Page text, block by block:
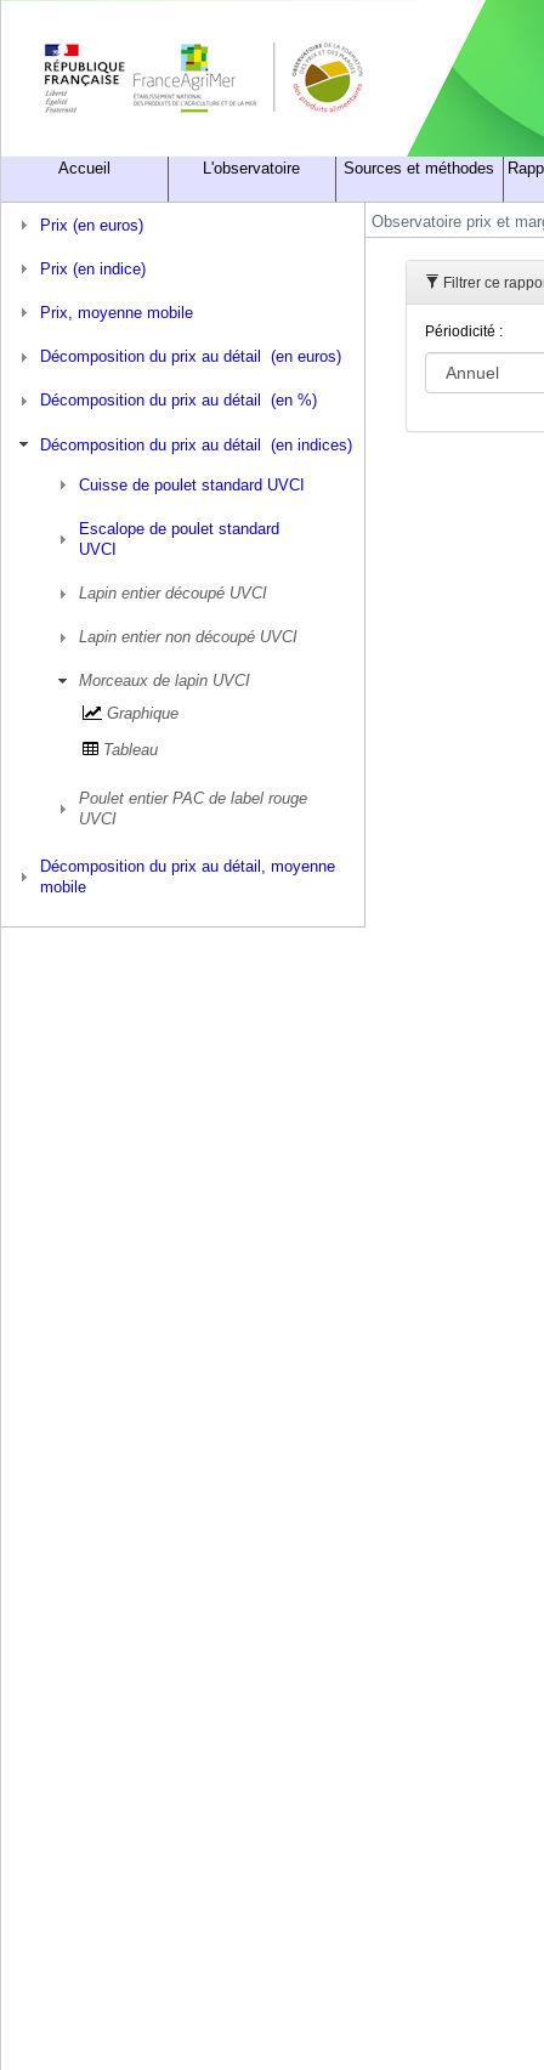
Accueil L'observatoire Sources et méthodes
Prix (en euros)
Prix (en indice)
Prix, moyenne mobile
Décomposition du prix au détail (en euros)
Décomposition du prix au détail (en %)
Décomposition du prix au détail (en indices)
Cuisse de poulet standard UVCI
Escalope de poulet standard
UVCI
Lapin entier découpé UVCI
Lapin entier non découpé UVCI
Morceaux de lapin UVCI
Graphique
Tableau
Poulet entier PAC de label rouge
UVCI
Décomposition du prix au détail, moyenne
mobile
Observatoire prix et
Filtrer ce
Périodicité :